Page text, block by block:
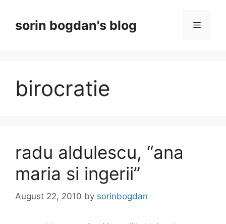
contentsorin bogdan's blog Menu
birocratie
radu aldulescu, “ana
maria si ingerii”
August 22, 2010 by sorinbogdan